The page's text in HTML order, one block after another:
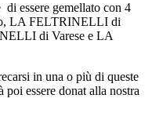
essere gemellato con 4
LA FELTRINELLI di
di Varese e LA
in una o più di queste
essere donat alla nostra